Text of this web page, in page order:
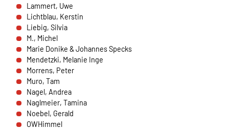
Lammert, Uwe
Lichtblau, Kerstin
Liebig, Silvia
M., Michel
Marie Donike & Johannes Specks
Mendetzki, Melanie Inge
Morrens, Peter
Muro, Tam
Nagel, Andrea
Naglmeier, Tamina
Noebel, Gerald
OWHimmel
Cookie Laufzeit:
Je nach Cookie 6 Monate bis 2 Jahre
NEWSLETTERANMELDUNG
Warum bitten wir darum für die
Newsletteranmeldung Daten übertragen zu dürfen?
Es werden Daten an Sendinblue übertragen. Da das
Formular von Sendinblue zur Verfügung gestellt wird,
werden die Daten des Formulars an Sendinblue